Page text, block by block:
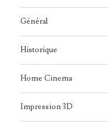
Général
Historique
Home Cinema
Impression 3D